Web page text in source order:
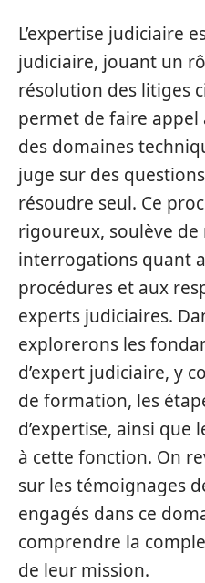
L’expertise judiciaire
judiciaire, jouant un
résolution des litiges
permet de faire appel
des domaines
juge sur des
résoudre seul. Ce
rigoureux, soulève
interrogations quant
procédures et aux
experts judiciaires.
explorerons les
d’expert judiciaire, y
de formation, les
d’expertise, ainsi que
à cette fonction. On
sur les témoignages
engagés dans ce
comprendre la
de leur mission.